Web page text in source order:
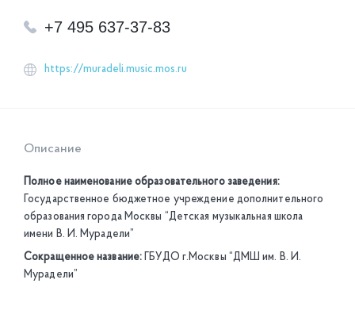
+7 495 637-37-83
https://muradeli.music.mos.ru
Описание
Полное наименование образовательного заведения:
Государственное бюджетное учреждение дополнительного
образования города Москвы “Детская музыкальная школа
имени В. И. Мурадели”
Сокращенное название: ГБУДО г.Москвы “ДМШ им. В. И.
Мурадели”